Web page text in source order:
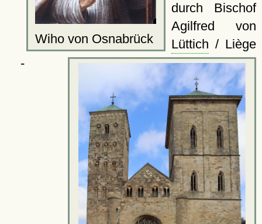
Wiho von Osnabrück
durch Bischof
Agilfred von
Lüttich / Liège
-